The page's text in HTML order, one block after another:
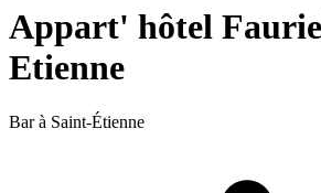
Appart' hôtel
Etienne
Bar à Saint-Étienne